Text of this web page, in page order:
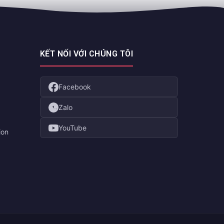
KẾT NỐI VỚI CHÚNG TÔI
Facebook
Zalo
YouTube